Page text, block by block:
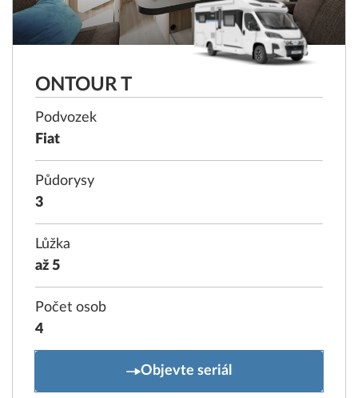
ONTOUR T
Podvozek
Fiat
Půdorysy
3
Lůžka
až 5
Počet osob
4
ONTOUR T
Objevte seriál